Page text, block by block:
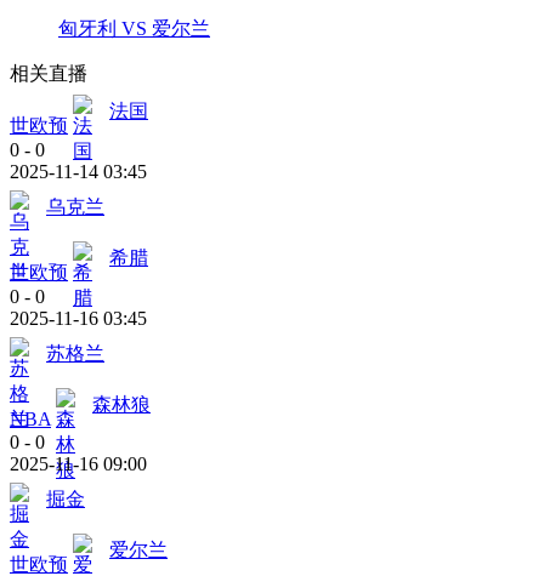
匈牙利 VS 爱尔兰
相关直播
世欧预
法国
0 - 0
2025-11-14 03:45
乌克兰
世欧预
希腊
0 - 0
2025-11-16 03:45
苏格兰
NBA
森林狼
0 - 0
2025-11-16 09:00
掘金
世欧预
爱尔兰